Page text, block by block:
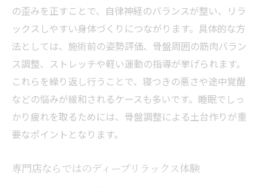
間
ドライヘッドスパで首肩の疲れを優しくケ
ア
骨盤調整で全身のバランスをサポートする
骨盤調整を受けるならヘッドスパとの組み合わ
せが鍵
骨盤調整とヘッドスパの組み合わせメリッ
専門店での骨盤調整施術の流れとコツ
の歪みを正すことで、自律神経のバランスが整い、リラ
ックスしやすい身体づくりにつながります。具体的な方
法としては、施術前の姿勢評価、骨盤周囲の筋肉バラン
ス調整、ストレッチや軽い運動の指導が挙げられます。
これらを繰り返し行うことで、寝つきの悪さや途中覚醒
などの悩みが緩和されるケースも多いです。睡眠でしっ
かり疲れを取るためには、骨盤調整による土台作りが重
要なポイントとなります。
専門店ならではのディープリラックス体験